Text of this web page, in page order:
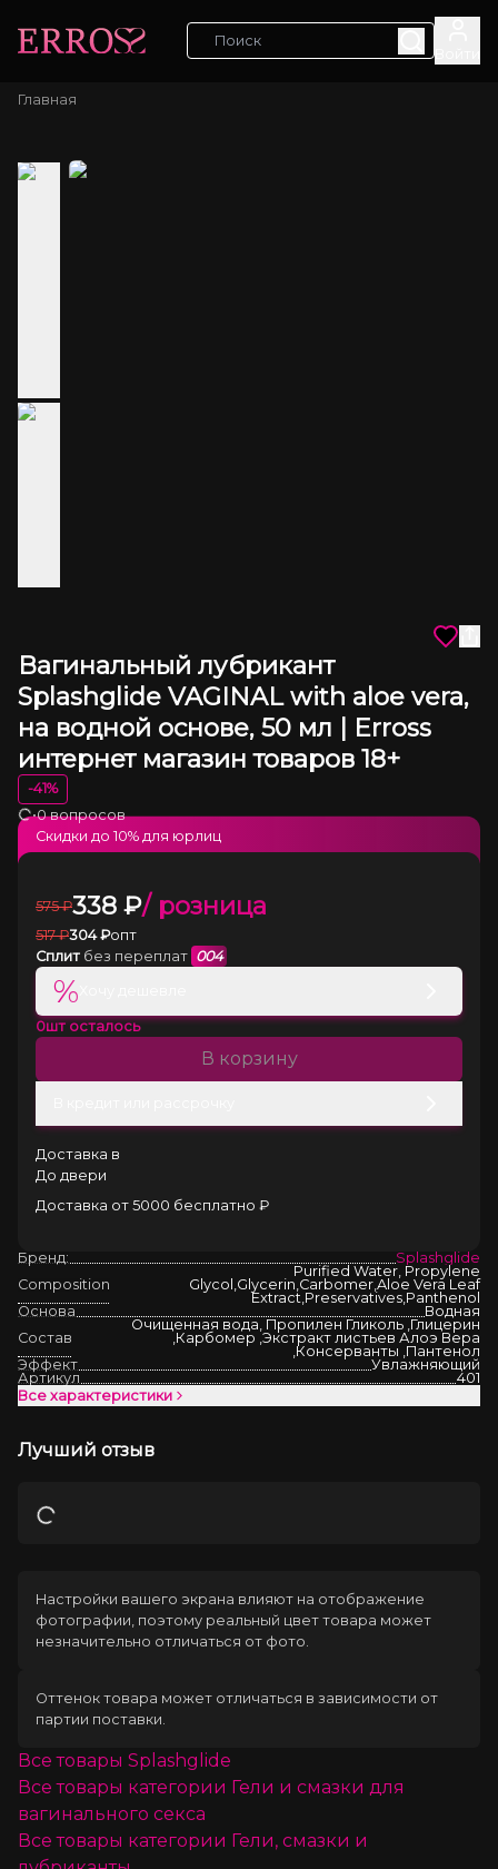
Главная
Вагинальный лубрикант
Splashglide VAGINAL with aloe vera,
на водной основе, 50 мл | Erross
интернет магазин товаров 18+
-41%
Загрузка
•0 вопросов
575 ₽338 ₽/ розница
517 ₽304₽опт
Сплит без переплат 004
%
0шт осталось
В корзину
Доставка в
До двери
Доставка от 5000 бесплатно ₽
Скидки до 10% для юрлиц
Бренд:
Splashglide
Composition
Purified Water, Propylene
Glycol,Glycerin,Carbomer,Aloe Vera Leaf
Extract,Preservatives,Panthenol
Основа
Водная
Состав
Очищенная вода, Пропилен Гликоль ,Глицерин
,Карбомер ,Экстракт листьев Алоэ Вера
,Консерванты ,Пантенол
Эффект
Увлажняющий
Артикул
401
Все характеристики
Лучший отзыв
Загрузка
Настройки вашего экрана влияют на отображение
фотографии, поэтому реальный цвет товара может
незначительно отличаться от фото.
Оттенок товара может отличаться в зависимости от
партии поставки.
Все товары Splashglide
Все товары категории Гели и смазки для
вагинального секса
Все товары категории Гели, смазки и